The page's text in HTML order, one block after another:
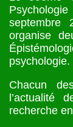
organise
psychologie.
Chacun
l’actualité
recherche